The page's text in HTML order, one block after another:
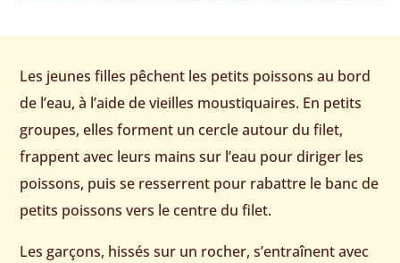
Les jeunes filles pêchent les petits poissons au bord
de l’eau, à l’aide de vieilles moustiquaires. En petits
groupes, elles forment un cercle autour du filet,
frappent avec leurs mains sur l’eau pour diriger les
poissons, puis se resserrent pour rabattre le banc de
petits poissons vers le centre du filet.
Les garçons, hissés sur un rocher, s’entraînent avec